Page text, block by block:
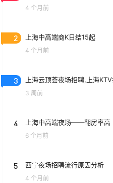
4 个月前
2 上海中高端商K日结15起
4 个月前
3 上海云顶荟夜场招聘,上海
3 周前
4 上海中高端夜场——翻房率高
6 个月前
5 西宁夜场招聘流行原因分析
4 个月前